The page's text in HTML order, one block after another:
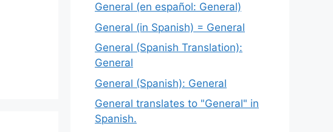
General (en español: General)
General (in Spanish) = General
General (Spanish Translation):
General
General (Spanish): General
General translates to "General" in
Spanish.